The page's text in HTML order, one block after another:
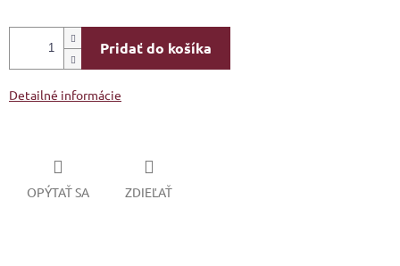
Pridať do košíka
Detailné informácie
OPÝTAŤ SA ZDIEĽAŤ